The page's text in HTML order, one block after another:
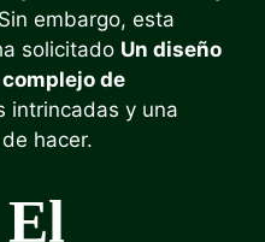
embargo, esta
solicitado Un diseño
de
intrincadas y una
hacer.